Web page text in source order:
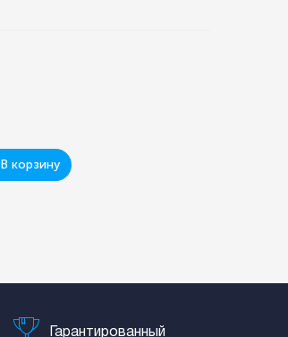
В корзину
Гарантированный